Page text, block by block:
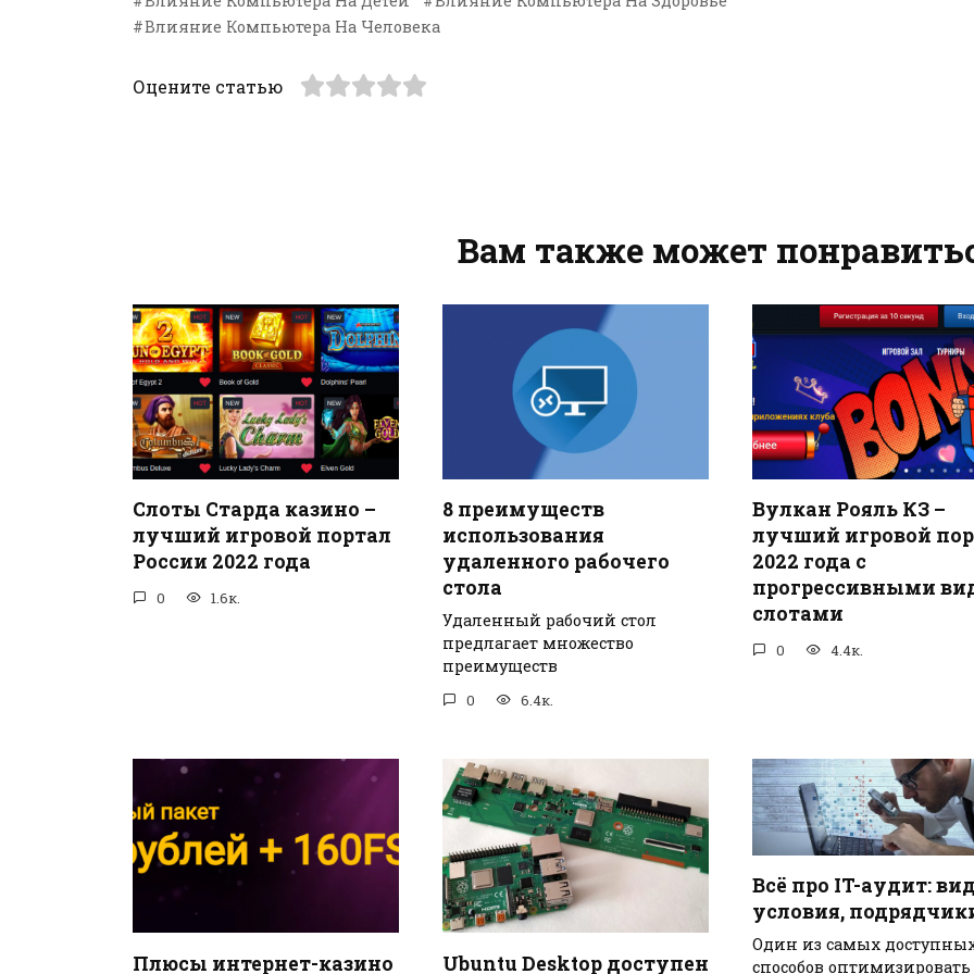
Влияние Компьютера На Человека
Оцените статью
Вам также может
Слоты Старда казино –
лучший игровой портал
России 2022 года
0 1.6к.
8 преимуществ
использования
удаленного рабочего
стола
Удаленный рабочий стол
предлагает множество
преимуществ
0 6.4к.
Вулкан Рояль КЗ –
лучший игровой
2022 года с
прогрессивными
слотами
0 4.4к.
Плюсы интернет-казино Ubuntu Desktop доступен
Всё про IT-аудит:
условия,
Один из самых
способов оптимизировать